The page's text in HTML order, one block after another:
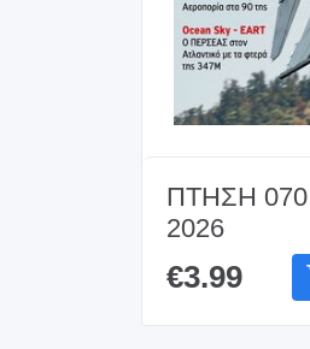
ΠΤΗΣΗ 070
2026
€3.99